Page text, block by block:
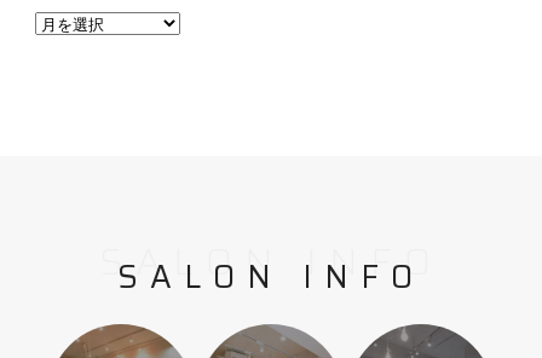
SALON INFO
SALON INFO